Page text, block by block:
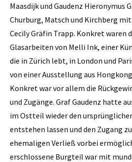
Maasdijk und Gaudenz Hieronymus
Churburg, Matsch und Kirchberg
Cecily Gräfin Trapp. Konkret waren
Glasarbeiten von Melli Ink, einer
die in Zürich lebt, in London und
von einer Ausstellung aus
Konkret war vor allem die
und Zugänge. Graf ­Gaudenz hatte
im Ostteil wieder den
entstehen lassen und den Zugang
ehemaligen Verließ vorbei
erschlossene Burgteil war mit